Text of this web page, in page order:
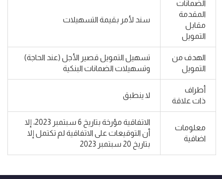
الضمانات
المقدمة
مقابل
التمويل
سند لأمر بقيمة التسهيلات
الهدف من
التمويل
تسهيل التمويل قصير الأجل (عند الحاجة)
وتسهيلات الضمانات البنكية
أطراف
ذات علاقة
لا ينطبق
معلومات
اضافية
الاتفاقية مؤرخة بتاريخ 6 سبتمبر 2023، إلا
أن التوقيعات على الاتفاقية لم تكتمل إلا
بتاريخ 20 سبتمبر 2023